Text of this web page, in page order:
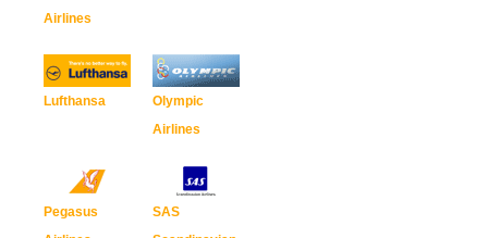
Airlines
Lufthansa
Olympic
Airlines
Pegasus
SAS